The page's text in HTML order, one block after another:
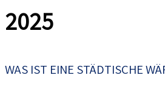
2025
WAS IST EINE STÄDTISCHE